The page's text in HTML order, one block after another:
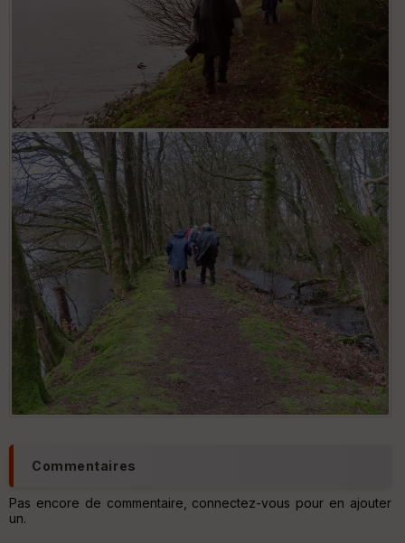
Commentaires
Pas encore de commentaire, connectez-vous pour en ajouter
un.